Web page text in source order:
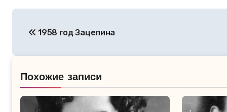
по
записям
1958 год Зацепина
Похожие записи